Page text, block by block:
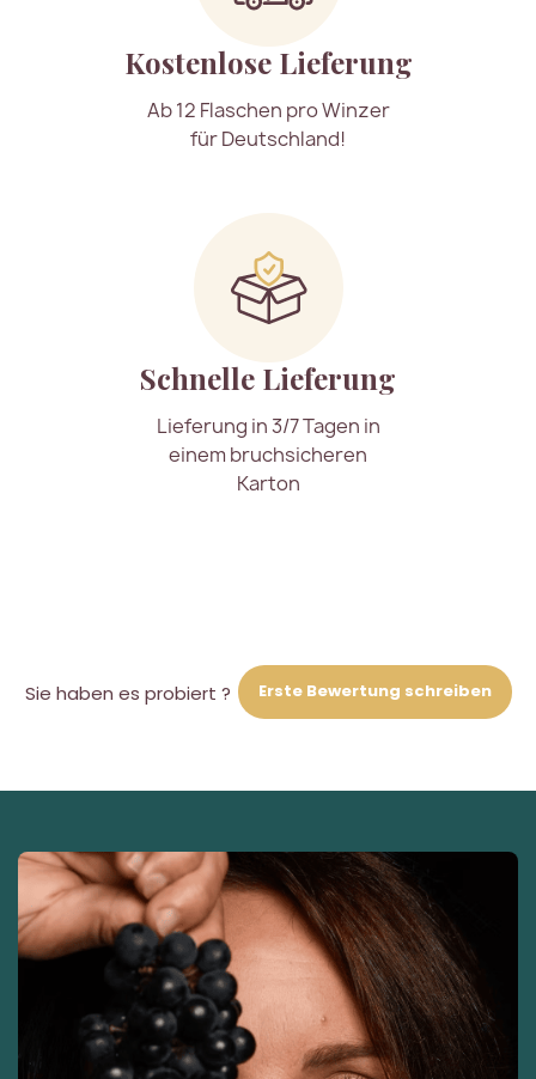
Kostenlose Lieferung
Ab 12 Flaschen pro Winzer
für Deutschland!
Schnelle Lieferung
Lieferung in 3/7 Tagen in
einem bruchsicheren
Karton
Sie haben es probiert ? Erste Bewertung schreiben